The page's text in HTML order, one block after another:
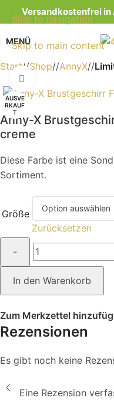
Skip to navigation
Skip to main content
Versandkostenfrei in
MENÜ
Start/ Shop/ AnnyX/
AUSVE
RKAUF
T
Anny-X
creme
Diese Farbe ist eine
Sortiment.
Größe
Zurücksetzen
-
In den Warenkorb
Zum Merkzettel
Rezensionen
Es gibt noch keine
Eine Rezension